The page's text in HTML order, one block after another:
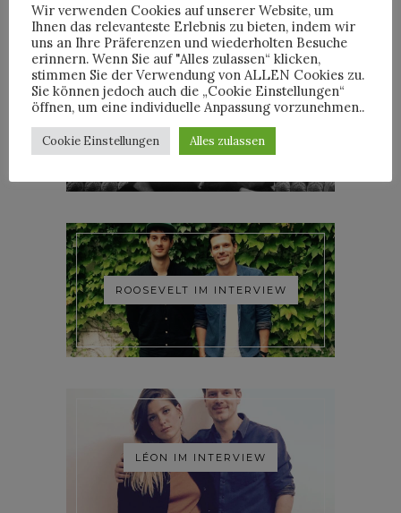
YOANN LEMOINE AKA
WOODKID IM INTERVIEW
ROOSEVELT IM INTERVIEW
LÉON IM INTERVIEW
Wir verwenden Cookies auf unserer Website, um
Ihnen das relevanteste Erlebnis zu bieten, indem wir
uns an Ihre Präferenzen und wiederholten Besuche
erinnern. Wenn Sie auf "Alles zulassen“ klicken,
stimmen Sie der Verwendung von ALLEN Cookies zu.
Sie können jedoch auch die „Cookie Einstellungen“
öffnen, um eine individuelle Anpassung vorzunehmen..
Cookie Einstellungen Alles zulassen